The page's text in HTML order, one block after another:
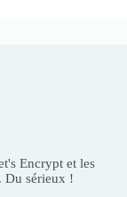
Encrypt et les
Du sérieux !